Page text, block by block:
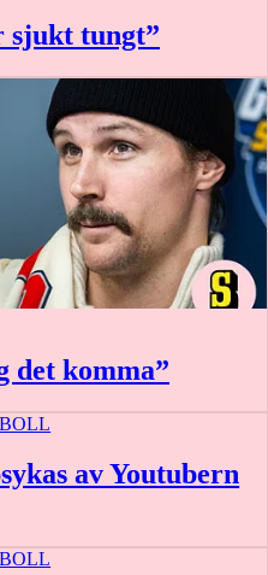
sjukt tungt”
det komma”
av Youtubern